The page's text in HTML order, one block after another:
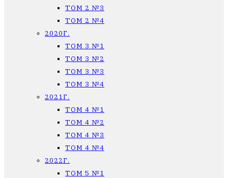
ТОМ 2 №3
ТОМ 2 №4
2020Г.
ТОМ 3 №1
ТОМ 3 №2
ТОМ 3 №3
ТОМ 3 №4
2021Г.
ТОМ 4 №1
ТОМ 4 №2
ТОМ 4 №3
ТОМ 4 №4
2022Г.
ТОМ 5 №1